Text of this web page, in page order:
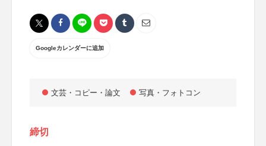
Googleカレンダーに追加
文芸・コピー・論文 写真・フォトコン
締切